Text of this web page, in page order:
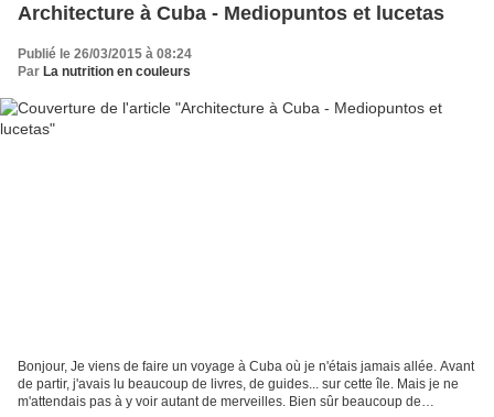
Architecture à Cuba - Mediopuntos et lucetas
Publié le 26/03/2015 à 08:24
Par La nutrition en couleurs
Bonjour, Je viens de faire un voyage à Cuba où je n'étais jamais allée. Avant
de partir, j'avais lu beaucoup de livres, de guides... sur cette île. Mais je ne
m'attendais pas à y voir autant de merveilles. Bien sûr beaucoup de